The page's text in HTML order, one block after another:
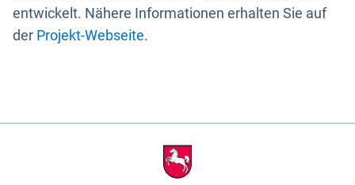
entwickelt. Nähere Informationen erhalten Sie auf
der Projekt-Webseite.